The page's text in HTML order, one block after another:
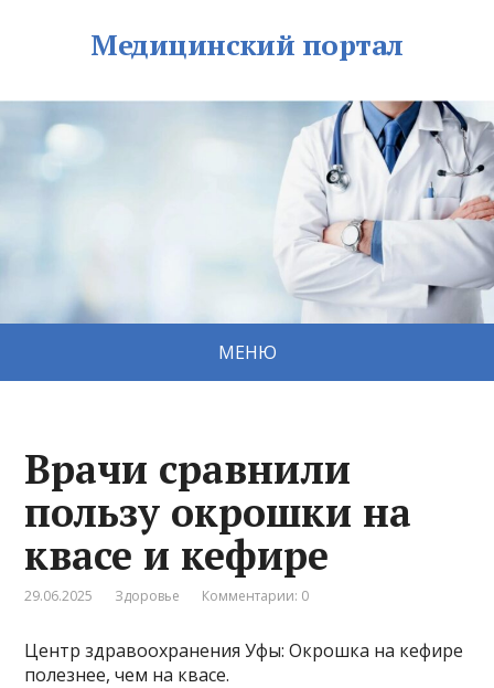
Медицинский портал
МЕНЮ
Врачи сравнили
пользу окрошки на
квасе и кефире
29.06.2025 Здоровье Комментарии: 0
Центр здравоохранения Уфы: Окрошка на кефире
полезнее, чем на квасе.